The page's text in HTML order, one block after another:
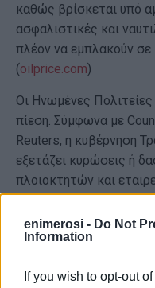
enimerosi - Do Not
Information
If you wish to opt-out
καθώς βρίσκεται υπό
ασφαλιστικές και
πλέον να εμπλακούν
(oilprice.com)
Οι Ηνωμένες
πίεση. Σύμφωνα με
Reuters, η κυβέρνηση
εξετάζει κυρώσεις ή
πλοιοκτητών και
προμήθεια πετρελαίου
έχει ήδη περιορίσει
καυσίμων τόσο από τη
ενεργειακής ασφυξίας